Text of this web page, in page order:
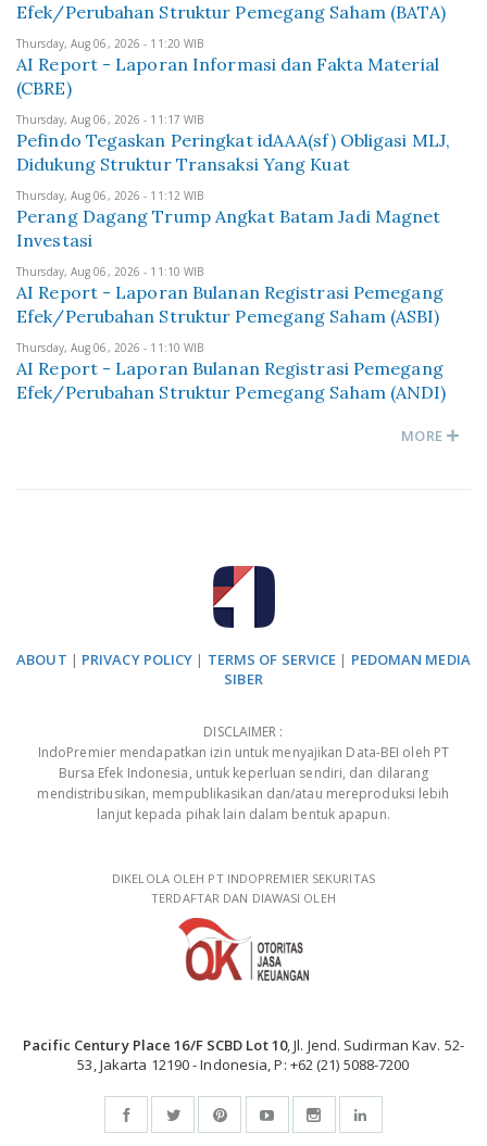
Efek/Perubahan Struktur Pemegang Saham (BATA)
Thursday, Aug 06, 2026 - 11:20 WIB
AI Report - Laporan Informasi dan Fakta Material
(CBRE)
Thursday, Aug 06, 2026 - 11:17 WIB
Pefindo Tegaskan Peringkat idAAA(sf) Obligasi MLJ,
Didukung Struktur Transaksi Yang Kuat
Thursday, Aug 06, 2026 - 11:12 WIB
Perang Dagang Trump Angkat Batam Jadi Magnet
Investasi
Thursday, Aug 06, 2026 - 11:10 WIB
AI Report - Laporan Bulanan Registrasi Pemegang
Efek/Perubahan Struktur Pemegang Saham (ASBI)
Thursday, Aug 06, 2026 - 11:10 WIB
AI Report - Laporan Bulanan Registrasi Pemegang
Efek/Perubahan Struktur Pemegang Saham (ANDI)
MORE
ABOUT | PRIVACY POLICY | TERMS OF SERVICE | PEDOMAN MEDIA
SIBER
DISCLAIMER :
IndoPremier mendapatkan izin untuk menyajikan Data-BEI oleh PT
Bursa Efek Indonesia, untuk keperluan sendiri, dan dilarang
mendistribusikan, mempublikasikan dan/atau mereproduksi lebih
lanjut kepada pihak lain dalam bentuk apapun.
DIKELOLA OLEH PT INDOPREMIER SEKURITAS
TERDAFTAR DAN DIAWASI OLEH
Pacific Century Place 16/F SCBD Lot 10, Jl. Jend. Sudirman Kav. 52-
53, Jakarta 12190 - Indonesia, P: +62 (21) 5088-7200